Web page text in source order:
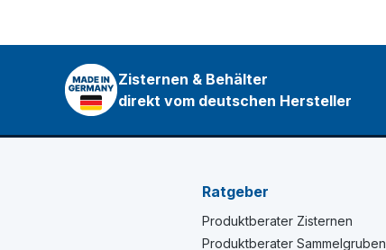
Zisternen & Behälter
direkt vom deutschen Hersteller
Ratgeber
Produktberater Zisternen
Produktberater Sammelgruben